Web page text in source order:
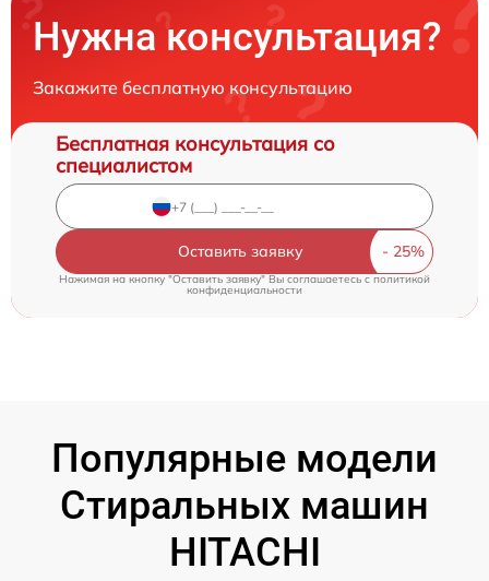
Нужна консультация?
Закажите бесплатную консультацию
Бесплатная консультация со
специалистом
Оставить заявку
Нажимая на кнопку "Оставить заявку" Вы соглашаетесь cполитикой
конфиденциальности
Популярные модели
Стиральных машин
HITACHI